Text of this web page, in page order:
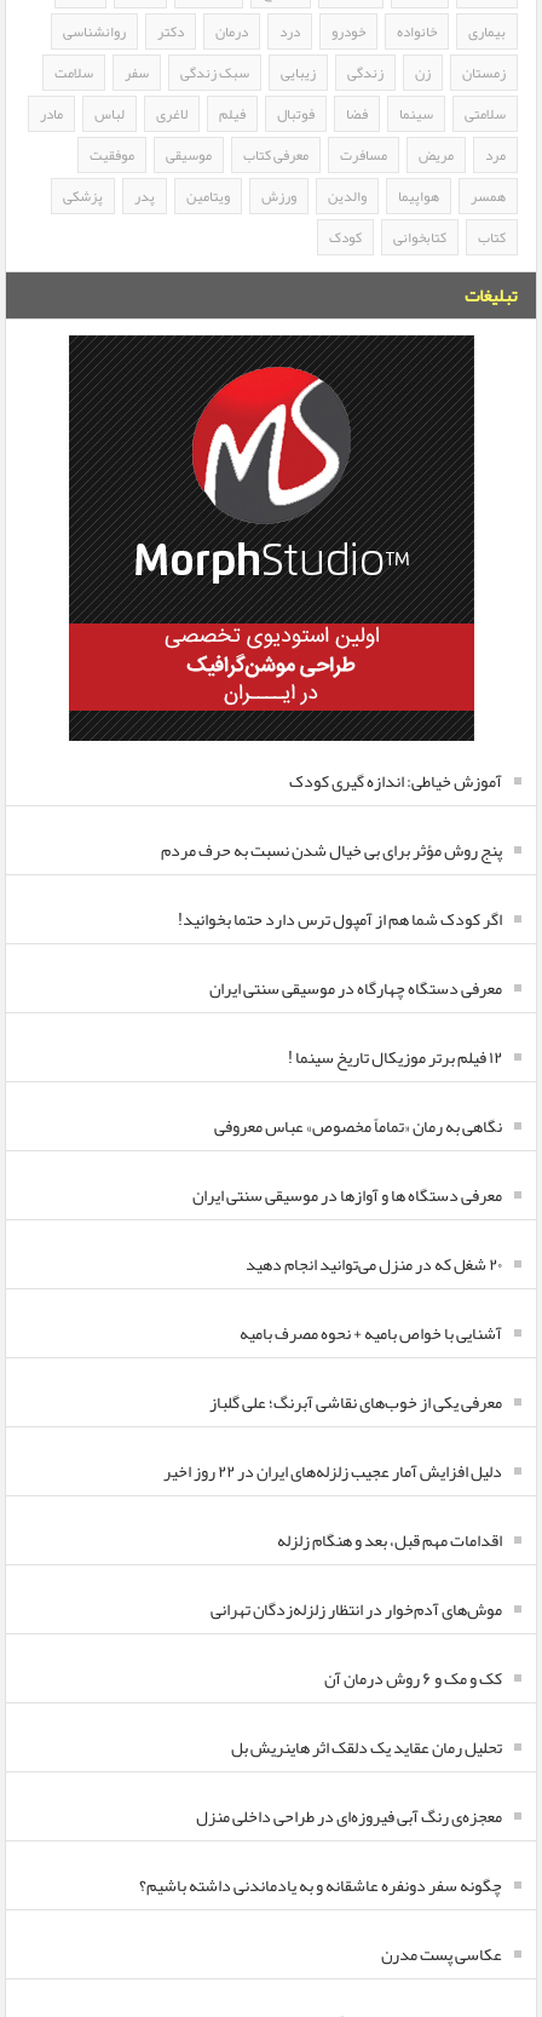
بیماری
خانواده خودرو درد درمان دکتر
روانشناسی
زمستان
زن زندگی زیبایی سبک زندگی سفر
سلامت
سلامتی
سینما فضا فوتبال فیلم لاغری لباس
مادر
مرد
مریض مسافرت معرفی کتاب موسیقی
موفقیت
همسر
هواپیما والدین ورزش ویتامین پدر
پزشکی
کتاب
کتابخوانی کودک
تبلیغات
آموزش خیاطی: اندازه گیری کودک
پنج روش مؤثر برای بی خیال شدن نسبت به حرف مردم
اگر کودک شما هم از آمپول ترس دارد حتما بخوانید!
معرفی دستگاه چهارگاه در موسیقی سنتی ایران
۱۲ فیلم برتر موزیکال تاریخ سینما !
نگاهی به رمان «تماماً مخصوص» عباس معروفی
معرفی دستگاه ها و آوازها در موسیقی سنتی ایران
۲۰ شغل که در منزل می‌توانید انجام دهید
آشنایی با خواص بامیه + نحوه مصرف بامیه
معرفی یکی از خوب‌های نقاشی آبرنگ؛ علی گلباز
دلیل افزایش آمار عجیب زلزله‌های ایران در ۲۲ روز اخیر
اقدامات مهم قبل، بعد و هنگام زلزله
موش‌های آدم‌خوار در انتظار زلزله‌زدگان تهرانی
کک و مک و ۶ روش درمان آن
تحلیل رمان عقاید یک دلقک اثر هاینریش بل
معجزه‌ی رنگ آبی فیروزه‌ای در طراحی داخلی منزل
چگونه سفر دونفره عاشقانه و به یادماندنی داشته باشیم؟
عکاسی پست مدرن